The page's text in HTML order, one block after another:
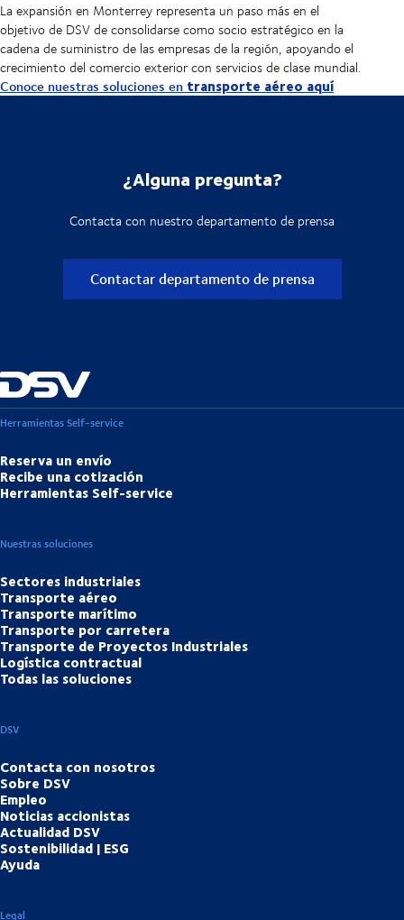
La expansión en Monterrey representa un paso más en el
objetivo de DSV de consolidarse como socio estratégico en la
cadena de suministro de las empresas de la región, apoyando el
crecimiento del comercio exterior con servicios de clase mundial.
Conoce nuestras soluciones en transporte aéreo aquí
¿Alguna pregunta?
Contacta con nuestro departamento de prensa
Contactar departamento de prensa
Herramientas Self-service
Reserva un envío
Recibe una cotización
Herramientas Self-service
Nuestras soluciones
Sectores industriales
Transporte aéreo
Transporte marítimo
Transporte por carretera
Transporte de Proyectos Industriales
Logística contractual
Todas las soluciones
DSV
Contacta con nosotros
Sobre DSV
Empleo
Noticias accionistas
Actualidad DSV
Sostenibilidad | ESG
Ayuda
Legal